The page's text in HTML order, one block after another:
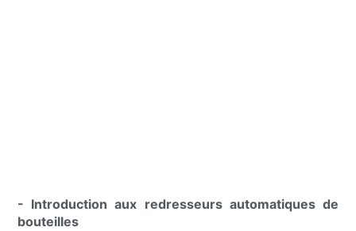
- Introduction aux redresseurs automatiques de
bouteilles